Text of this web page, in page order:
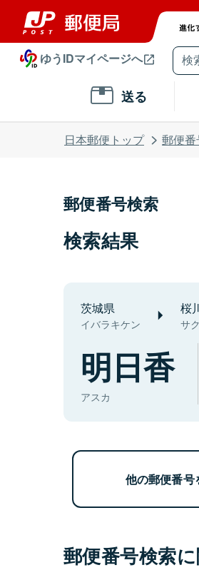
ゆうIDマイページへ
送る
日本郵便トップ 郵便
郵便番号検索
検索結果
茨城県
イバラキケン
桜
サ
明日香
アスカ
他の郵便番号
郵便番号検索